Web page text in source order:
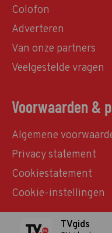
Colofon
Adverteren
Van onze partners
Veelgestelde vragen
Voorwaarden &
Algemene
Privacy statement
Cookiestatement
Cookie-instellingen
TVgids